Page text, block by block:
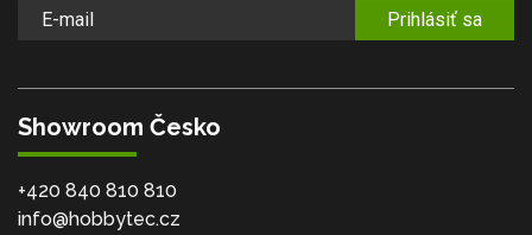
Prihlásiť sa
Showroom Česko
+420 840 810 810
info@hobbytec.cz